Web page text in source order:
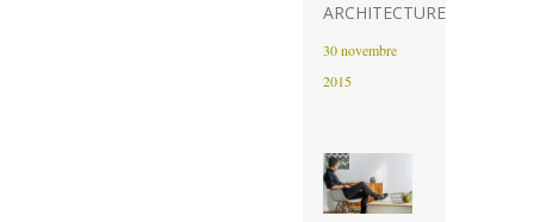
ARCHITECTURE
30 novembre
2015